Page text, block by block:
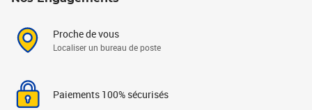
Proche de vous
Localiser un bureau de poste
Paiements 100% sécurisés